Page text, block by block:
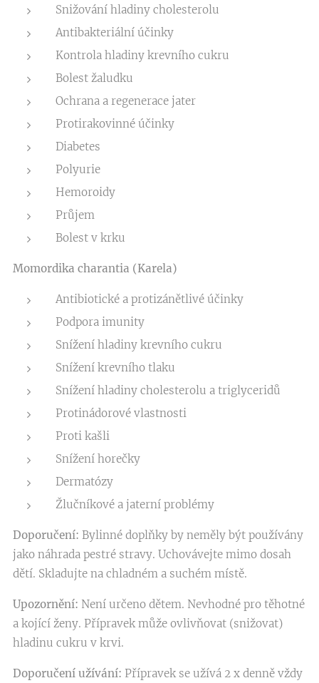
Snižování hladiny cholesterolu
Antibakteriální účinky
Kontrola hladiny krevního cukru
Bolest žaludku
Ochrana a regenerace jater
Protirakovinné účinky
Diabetes
Polyurie
Hemoroidy
Průjem
Bolest v krku
Momordika charantia (Karela)
Antibiotické a protizánětlivé účinky
Podpora imunity
Snížení hladiny krevního cukru
Snížení krevního tlaku
Snížení hladiny cholesterolu a triglyceridů
Protinádorové vlastnosti
Proti kašli
Snížení horečky
Dermatózy
Žlučníkové a jaterní problémy
Doporučení: Bylinné doplňky by neměly být používány
jako náhrada pestré stravy. Uchovávejte mimo dosah
dětí. Skladujte na chladném a suchém místě.
Upozornění: Není určeno dětem. Nevhodné pro těhotné
a kojící ženy. Přípravek může ovlivňovat (snižovat)
hladinu cukru v krvi.
Doporučení užívání: Přípravek se užívá 2 x denně vždy